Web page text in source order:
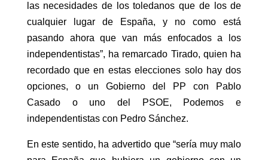
las necesidades de los toledanos que de los de
cualquier lugar de España, y no como está
pasando ahora que van más enfocados a los
independentistas”, ha remarcado Tirado, quien ha
recordado que en estas elecciones solo hay dos
opciones, o un Gobierno del PP con Pablo
Casado o uno del PSOE, Podemos e
independentistas con Pedro Sánchez.
En este sentido, ha advertido que “sería muy malo